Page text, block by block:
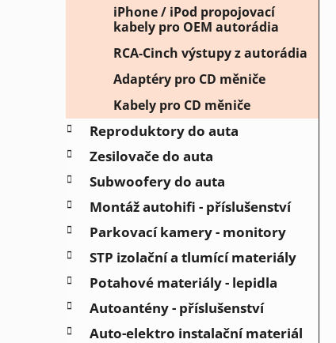
iPhone / iPod propojovací
kabely pro OEM autorádia
RCA-Cinch výstupy z autorádia
Adaptéry pro CD měniče
Kabely pro CD měniče
Reproduktory do auta
Zesilovače do auta
Subwoofery do auta
Montáž autohifi - příslušenství
Parkovací kamery - monitory
STP izolační a tlumící materiály
Potahové materiály - lepidla
Autoantény - příslušenství
Auto-elektro instalační materiál